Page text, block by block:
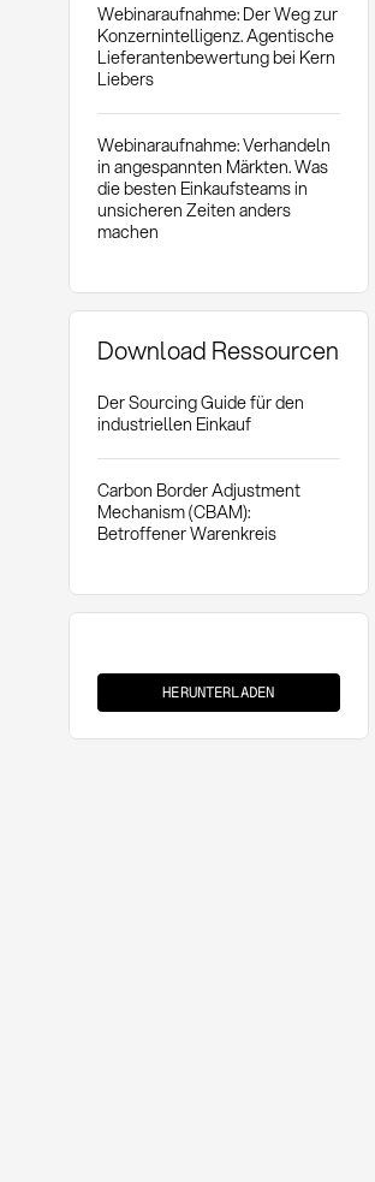
Webinaraufnahme: Der Weg zur
Konzernintelligenz. Agentische
Lieferantenbewertung bei Kern
Liebers
Webinaraufnahme: Verhandeln
in angespannten Märkten. Was
die besten Einkaufsteams in
unsicheren Zeiten anders
machen
Download Ressourcen
Der Sourcing Guide für den
industriellen Einkauf
Carbon Border Adjustment
Mechanism (CBAM):
Betroffener Warenkreis
Freigabe
HERUNTERLADEN